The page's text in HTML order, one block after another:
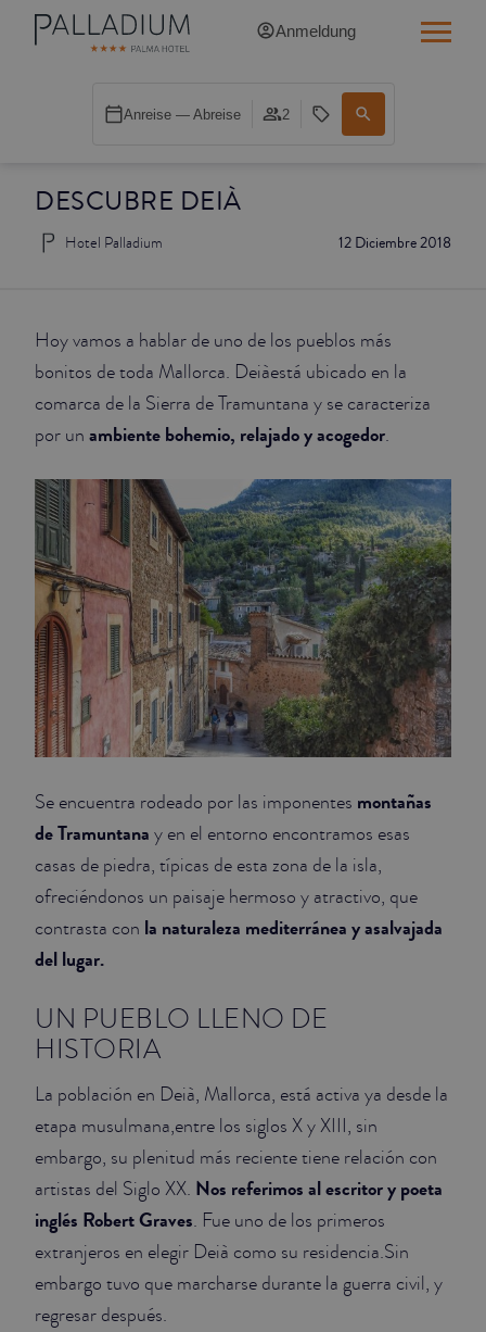
DESCUBRE DEIÀ
12 Diciembre 2018
Hotel Palladium
Hoy vamos a hablar de uno de los pueblos más
bonitos de toda Mallorca. Deiàestá ubicado en la
comarca de la Sierra de Tramuntana y se caracteriza
por un ambiente bohemio, relajado y acogedor.
Se encuentra rodeado por las imponentes montañas
de Tramuntana y en el entorno encontramos esas
casas de piedra, típicas de esta zona de la isla,
ofreciéndonos un paisaje hermoso y atractivo, que
contrasta con la naturaleza mediterránea y asalvajada
del lugar.
UN PUEBLO LLENO DE
HISTORIA
La población en Deià, Mallorca, está activa ya desde la
etapa musulmana,entre los siglos X y XIII, sin
embargo, su plenitud más reciente tiene relación con
artistas del Siglo XX. Nos referimos al escritor y poeta
inglés Robert Graves. Fue uno de los primeros
extranjeros en elegir Deià como su residencia.Sin
embargo tuvo que marcharse durante la guerra civil, y
regresar después.
Anmeldung
Anreise — Abreise 2
SINGLE BALCONY CATHEDRAL
DOUBLE RED
DOUBLE WHITE
DOUBLE INN CATHEDRAL
JUNIOR SUITES
SUITE